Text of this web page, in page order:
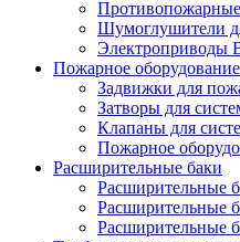
Шумоглушители
Электроприводы
Пожарное оборудование
Задвижки для
Затворы для
Клапаны для
Пожарное
Расширительные баки
Расширительные
Расширительные
Расширительные